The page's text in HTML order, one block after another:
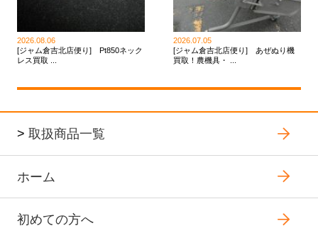
2026.08.06
[ジャム倉吉北店便り] Pt850ネック
レス買取 ...
2026.07.05
[ジャム倉吉北店便り] あぜぬり機
買取！農機具・ ...
> 取扱商品一覧
ホーム
初めての方へ